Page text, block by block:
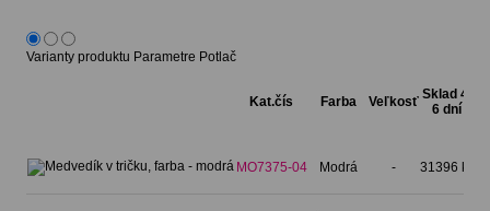
Varianty produktu Parametre Potlač
Kat.čís Farba Veľkosť Sklad 4-
6 dní
MO7375-04 Modrá - 31396 ks